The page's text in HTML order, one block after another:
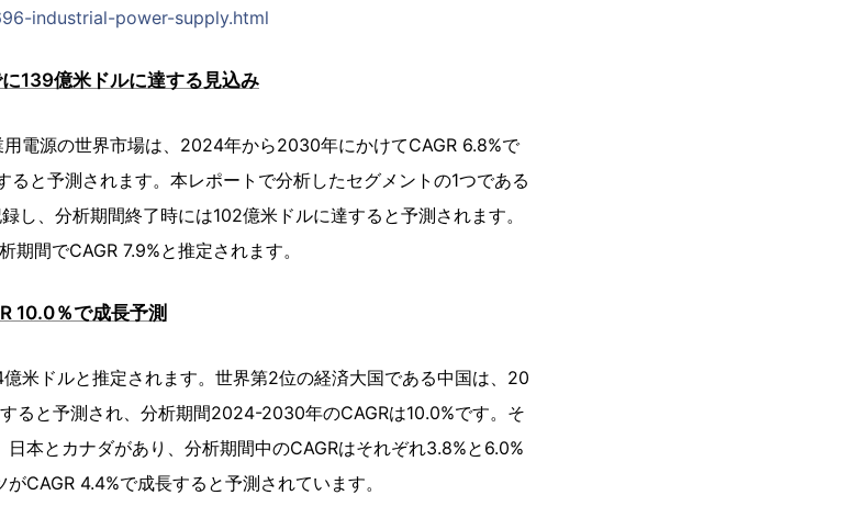
industrial-power-supply.html
139億米ドルに達する見込み
電源の世界市場は、2024年から2030年にかけてCAGR 6.8%で
と予測されます。本レポートで分析したセグメントの1つである
し、分析期間終了時には102億米ドルに達すると予測されます。
間でCAGR 7.9%と推定されます。
10.0％で成長予測
米ドルと推定されます。世界第2位の経済大国である中国は、20
ると予測され、分析期間2024-2030年のCAGRは10.0%です。そ
本とカナダがあり、分析期間中のCAGRはそれぞれ3.8%と6.0%
CAGR 4.4%で成長すると予測されています。